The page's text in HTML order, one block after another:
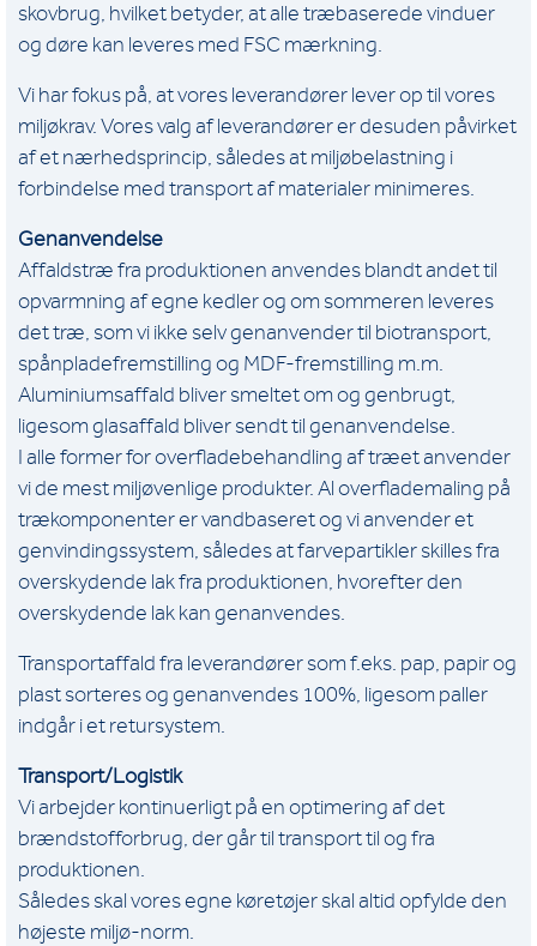
skovbrug, hvilket betyder, at alle træbaserede vinduer
og døre kan leveres med FSC mærkning.
Vi har fokus på, at vores leverandører lever op til vores
miljøkrav. Vores valg af leverandører er desuden påvirket
af et nærhedsprincip, således at miljøbelastning i
forbindelse med transport af materialer minimeres.
Genanvendelse
Affaldstræ fra produktionen anvendes blandt andet til
opvarmning af egne kedler og om sommeren leveres
det træ, som vi ikke selv genanvender til biotransport,
spånpladefremstilling og MDF-fremstilling m.m.
Aluminiumsaffald bliver smeltet om og genbrugt,
ligesom glasaffald bliver sendt til genanvendelse.
I alle former for overfladebehandling af træet anvender
vi de mest miljøvenlige produkter. Al overflademaling på
trækomponenter er vandbaseret og vi anvender et
genvindingssystem, således at farvepartikler skilles fra
overskydende lak fra produktionen, hvorefter den
overskydende lak kan genanvendes.
Transportaffald fra leverandører som f.eks. pap, papir og
plast sorteres og genanvendes 100%, ligesom paller
indgår i et retursystem.
Transport/Logistik
Vi arbejder kontinuerligt på en optimering af det
brændstofforbrug, der går til transport til og fra
produktionen.
Således skal vores egne køretøjer skal altid opfylde den
højeste miljø-norm.